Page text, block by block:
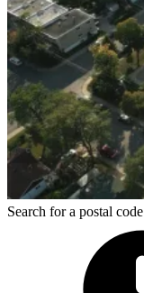
Search for a postal code